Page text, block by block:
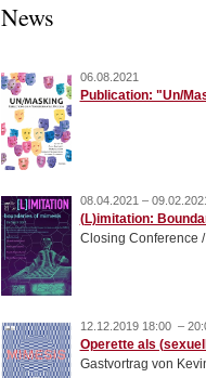
News
06.08.2021
Publication: "Un/
08.04.2021 –
(L)imitation:
Closing Conference
12.12.2019 18:00 –
Operette als
Gastvortrag von